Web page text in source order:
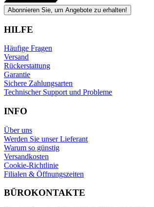
Abonnieren Sie, um Angebote zu erhalten!
HILFE
Häufige Fragen
Versand
Rückerstattung
Garantie
Sichere Zahlungsarten
Technischer Support und Probleme
INFO
Über uns
Werden Sie unser Lieferant
Warum so günstig
Versandkosten
Cookie-Richtlinie
Filialen & Öffnungszeiten
BÜROKONTAKTE